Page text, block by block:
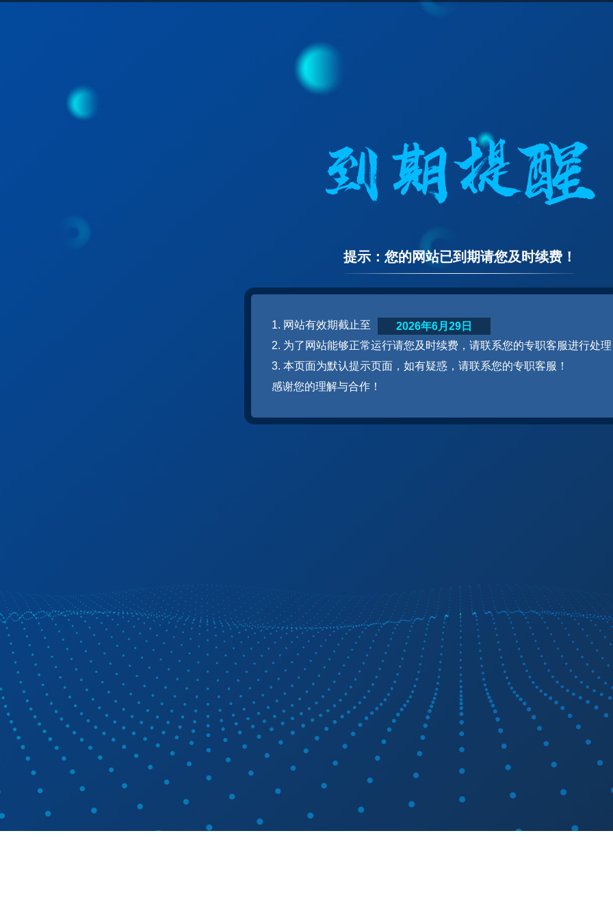
提示：您的网站已到期请您及时续费！
1. 网站有效期截止至
2. 为了网站能够正常运行请您及时续费，请联系您的专职客服进行处
3. 本页面为默认提示页面，如有疑惑，请联系您的专职客服！
感谢您的理解与合作！
2026年6月29日